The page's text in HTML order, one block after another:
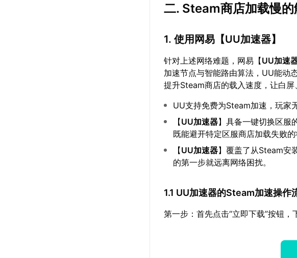
二. Steam商店加载慢
1. 使用网易【UU加速器】
针对上述网络难题，网易【UU加速
加速节点与智能路由算法，UU能动
提升Steam商店的载入速度，让白
UU支持免费为Steam加速，玩家
【UU加速器】具备一键切换区服
既能避开特定区服商店加载失败
【UU加速器】覆盖了从Steam安
的第一步就远离网络困扰。
1.1 UU加速器的Steam加速操作
第一步：首先点击“立即下载”按钮，